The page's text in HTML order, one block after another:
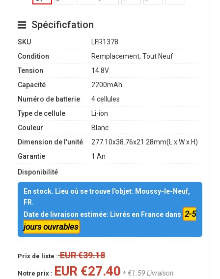
Spécificfation
SKU
LFR1378
Condition
Remplacement, Tout Neuf
Tension
14.8V
Capacité
2200mAh
Numéro de batterie
4 cellules
Type de cellule
Li-ion
Couleur
Blanc
Dimension de l'unité
277.10x38.76x21.28mm(L x W x H)
Garantie
1 An
Disponibilité
En stock. Lieu où se trouve l'objet: Moussy-le-Neuf,
FR.
Date de livraison estimée: Livrés en France dans 2-5
jours ouvrables
Prix de liste :EUR €39.18
Notre prix : EUR €27.40 + €1.59 Livraison